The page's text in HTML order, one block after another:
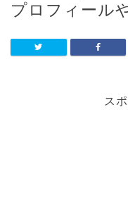
プロフィール
ス